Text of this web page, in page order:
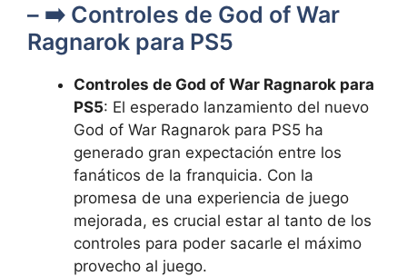
– ➡️ Controles de God of War
Ragnarok para PS5
Controles de God of War Ragnarok para
PS5: El esperado lanzamiento del nuevo
God of War Ragnarok para PS5 ha
generado gran expectación entre los
fanáticos de la franquicia. Con la
promesa de una experiencia de juego
mejorada, es crucial estar al tanto de los
controles para poder sacarle el máximo
provecho al juego.